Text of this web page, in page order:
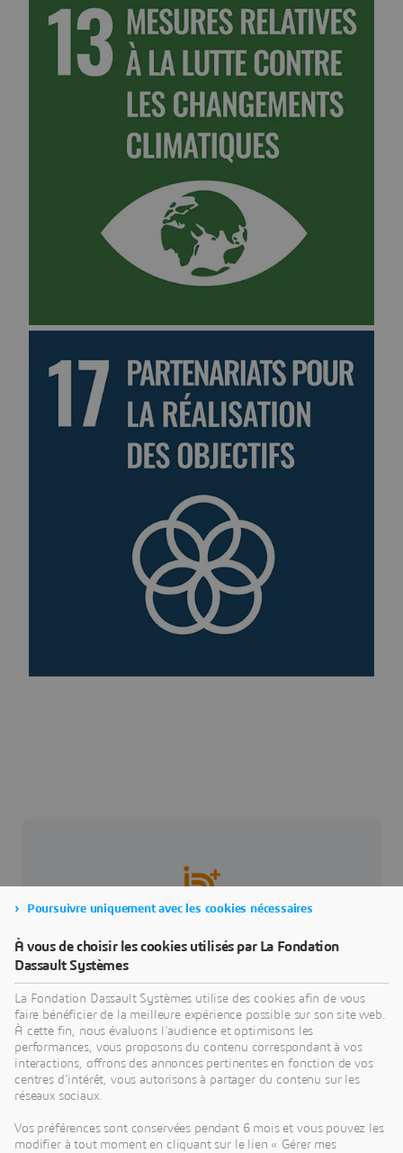
A propos de notre partenaire
Fondation ID+ Lorraine
La Fondation ID+ Lorraine, créée sous forme d’une
fondation de coopération scientifique, a pour but
de développer l’excellence scientifique en Lorraine,
de faire rayonner le territoire lorrain en recherche,
attractivité.
Poursuivre uniquement avec les cookies nécessaires
À vous de choisir les cookies utilisés par La Fondation
Dassault Systèmes
La Fondation Dassault Systèmes utilise des cookies afin de vous
faire bénéficier de la meilleure expérience possible sur son site web.
À cette fin, nous évaluons l'audience et optimisons les
performances, vous proposons du contenu correspondant à vos
interactions, offrons des annonces pertinentes en fonction de vos
centres d'intérêt, vous autorisons à partager du contenu sur les
réseaux sociaux.
Vos préférences sont conservées pendant 6 mois et vous pouvez les
modifier à tout moment en cliquant sur le lien « Gérer mes